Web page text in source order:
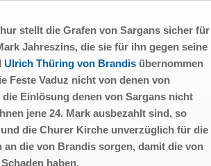
stellt die Grafen von Sargans sicher für
Jahreszins, die sie für ihn gegen seine
Ulrich Thüring von Brandis übernommen
Feste Vaduz nicht von denen von
Einlösung denen von Sargans nicht
jene 24. Mark ausbezahlt sind, so
die Churer Kirche unverzüglich für die
an die von Brandis sorgen, damit die von
haben.